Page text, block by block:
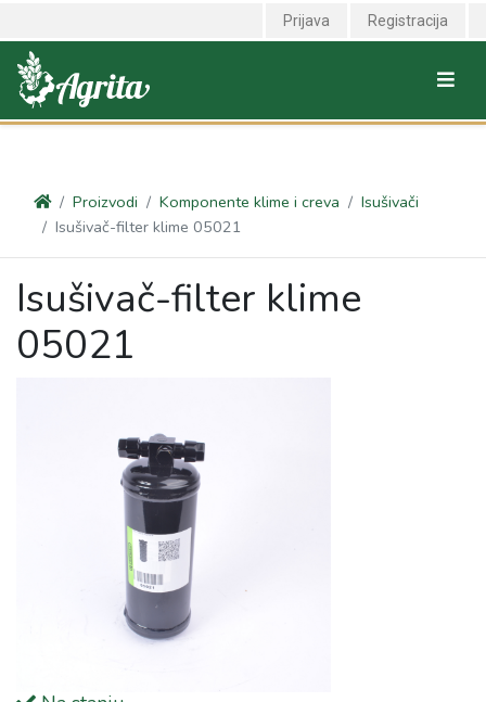
<link rel="canonical" href="https://agrita.rs/proizvodi/komponente-
klime-i-creva/isusivaci/isusivac-filter-klime-05021" />
Prijava Registracija
Proizvodi Komponente klime i creva
Isušivači
Isušivač-filter klime 05021
Isušivač-filter klime
05021